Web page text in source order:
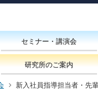
セミナー・講演会
研究所のご案内
新入社員指導担当者・先